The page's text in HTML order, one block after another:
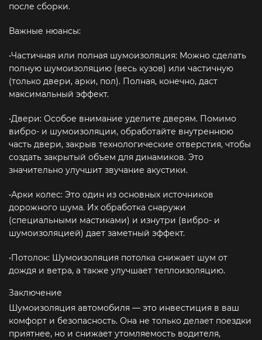
после сборки.
Важные нюансы:
•Частичная или полная шумоизоляция: Можно сделать
полную шумоизоляцию (весь кузов) или частичную
(только двери, арки, пол). Полная, конечно, даст
максимальный эффект.
•Двери: Особое внимание уделите дверям. Помимо
вибро- и шумоизоляции, обработайте внутреннюю
часть двери, закрыв технологические отверстия, чтобы
создать закрытый объем для динамиков. Это
значительно улучшит звучание акустики.
•Арки колес: Это один из основных источников
дорожного шума. Их обработка снаружи
(специальными мастиками) и изнутри (вибро- и
шумоизоляцией) дает заметный эффект.
•Потолок: Шумоизоляция потолка снижает шум от
дождя и ветра, а также улучшает теплоизоляцию.
Заключение
Шумоизоляция автомобиля — это инвестиция в ваш
комфорт и безопасность. Она не только делает поездки
приятнее, но и снижает утомляемость водителя,